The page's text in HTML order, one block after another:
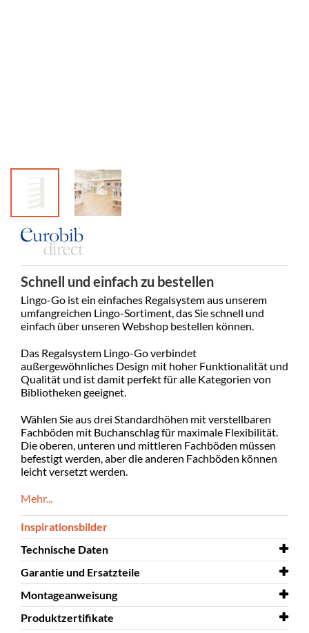
Schnell und einfach zu bestellen
Lingo-Go ist ein einfaches Regalsystem aus unserem
umfangreichen Lingo-Sortiment, das Sie schnell und
einfach über unseren Webshop bestellen können.
Das Regalsystem Lingo-Go verbindet
außergewöhnliches Design mit hoher Funktionalität und
Qualität und ist damit perfekt für alle Kategorien von
Bibliotheken geeignet.
Wählen Sie aus drei Standardhöhen mit verstellbaren
Fachböden mit Buchanschlag für maximale Flexibilität.
Die oberen, unteren und mittleren Fachböden müssen
befestigt werden, aber die anderen Fachböden können
leicht versetzt werden.
Mehr...
Inspirationsbilder
Technische Daten
Breite
926 mm
Tiefe
339 mm
Höhe
1820 mm
Garantie und Ersatzteile
Garantie und Ersatzteile Regalsystem Lingo
Montageanweisung
Montageanweisung Lingo-Go
Produktzertifikate